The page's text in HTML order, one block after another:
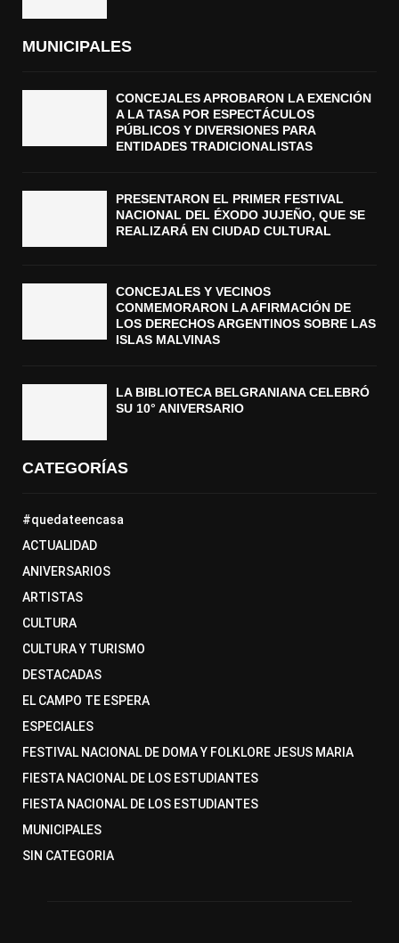
MUNICIPALES
CONCEJALES APROBARON LA EXENCIÓN
A LA TASA POR ESPECTÁCULOS
PÚBLICOS Y DIVERSIONES PARA
ENTIDADES TRADICIONALISTAS
PRESENTARON EL PRIMER FESTIVAL
NACIONAL DEL ÉXODO JUJEÑO, QUE SE
REALIZARÁ EN CIUDAD CULTURAL
CONCEJALES Y VECINOS
CONMEMORARON LA AFIRMACIÓN DE
LOS DERECHOS ARGENTINOS SOBRE LAS
ISLAS MALVINAS
LA BIBLIOTECA BELGRANIANA CELEBRÓ
SU 10° ANIVERSARIO
CATEGORÍAS
#quedateencasa
ACTUALIDAD
ANIVERSARIOS
ARTISTAS
CULTURA
CULTURA Y TURISMO
DESTACADAS
EL CAMPO TE ESPERA
ESPECIALES
FESTIVAL NACIONAL DE DOMA Y FOLKLORE JESUS MARIA
FIESTA NACIONAL DE LOS ESTUDIANTES
FIESTA NACIONAL DE LOS ESTUDIANTES
MUNICIPALES
SIN CATEGORIA